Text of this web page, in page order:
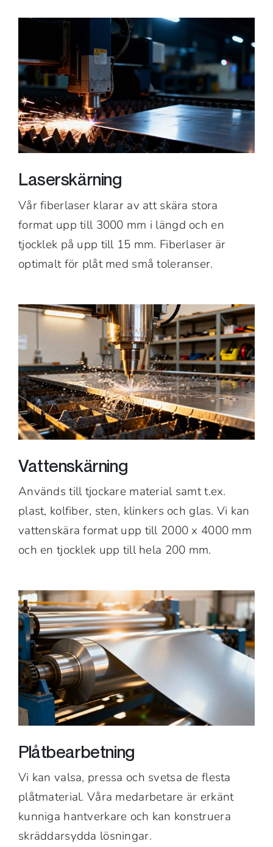
Laserskärning
Vår fiberlaser klarar av att skära stora
format upp till 3000 mm i längd och en
tjocklek på upp till 15 mm. Fiberlaser är
optimalt för plåt med små toleranser.
Vattenskärning
Används till tjockare material samt t.ex.
plast, kolfiber, sten, klinkers och glas. Vi kan
vattenskära format upp till 2000 x 4000 mm
och en tjocklek upp till hela 200 mm.
Plåtbearbetning
Vi kan valsa, pressa och svetsa de flesta
plåtmaterial. Våra medarbetare är erkänt
kunniga hantverkare och kan konstruera
skräddarsydda lösningar.